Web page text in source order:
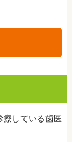
療している歯医